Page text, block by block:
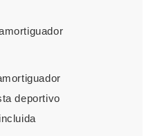
deportivo